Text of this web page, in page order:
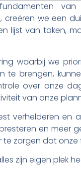
we een
lijst van taken,
waarbij we
te brengen,
over onze
van onze
verhelderen en
en meer
zorgen dat
zijn eigen plek